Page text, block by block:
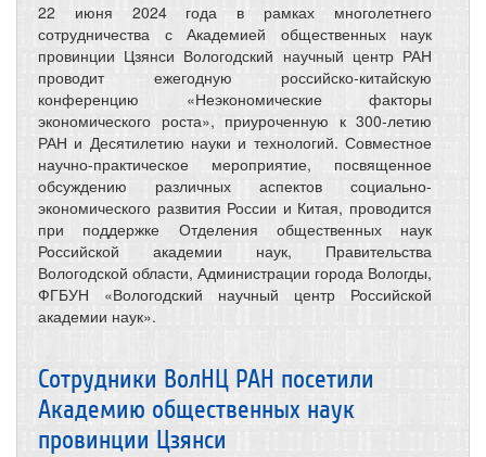
22 июня 2024 года в рамках многолетнего
сотрудничества с Академией общественных наук
провинции Цзянси Вологодский научный центр РАН
проводит ежегодную российско-китайскую
конференцию «Неэкономические факторы
экономического роста», приуроченную к 300-летию
РАН и Десятилетию науки и технологий. Совместное
научно-практическое мероприятие, посвященное
обсуждению различных аспектов социально-
экономического развития России и Китая, проводится
при поддержке Отделения общественных наук
Российской академии наук, Правительства
Вологодской области, Администрации города Вологды,
ФГБУН «Вологодский научный центр Российской
академии наук».
Сотрудники ВолНЦ РАН посетили
Академию общественных наук
провинции Цзянси